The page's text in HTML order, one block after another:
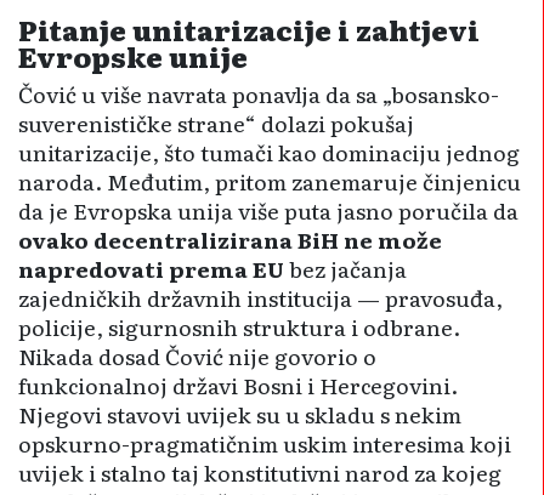
Pitanje unitarizacije i zahtjevi
Evropske unije
Čović u više navrata ponavlja da sa „bosansko-
suverenističke strane“ dolazi pokušaj
unitarizacije, što tumači kao dominaciju jednog
naroda. Međutim, pritom zanemaruje činjenicu
da je Evropska unija više puta jasno poručila da
ovako decentralizirana BiH ne može
napredovati prema EUbez jačanja
zajedničkih državnih institucija — pravosuđa,
policije, sigurnosnih struktura i odbrane.
Nikada dosad Čović nije govorio o
funkcionalnoj državi Bosni i Hercegovini.
Njegovi stavovi uvijek su u skladu s nekim
opskurno-pragmatičnim uskim interesima koji
uvijek i stalno taj konstitutivni narod za kojeg